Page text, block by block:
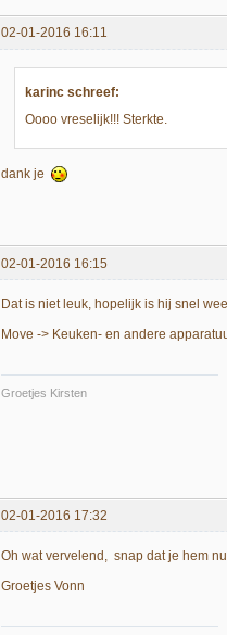
02-01-2016 16:11
karinc schreef:
Oooo vreselijk!!! Sterkte.
dank je
02-01-2016 16:15
Dat is niet leuk, hopelijk is hij snel
Move -> Keuken- en andere
Groetjes Kirsten
02-01-2016 17:32
Oh wat vervelend, snap dat je hem
Groetjes Vonn